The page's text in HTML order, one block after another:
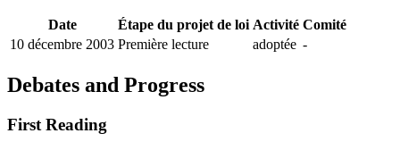
Date Étape du projet de loi Activité Comité
10 décembre 2003 Première lecture adoptée -
Debates and Progress
First Reading